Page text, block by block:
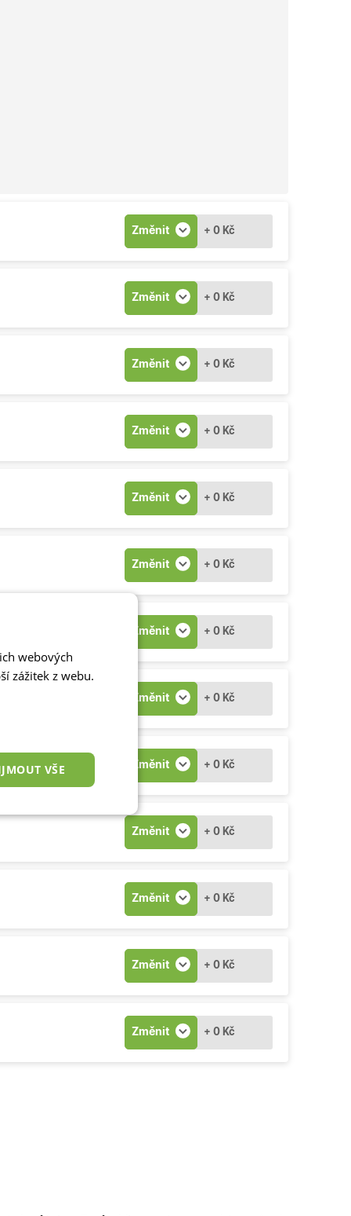
Změnit + 0 Kč
Změnit + 0 Kč
Změnit + 0 Kč
Změnit + 0 Kč
Změnit + 0 Kč
Změnit + 0 Kč
Změnit + 0 Kč
Změnit + 0 Kč
Změnit + 0 Kč
Změnit + 0 Kč
Změnit + 0 Kč
Změnit + 0 Kč
Změnit + 0 Kč
webových
zážitek z webu.
VŠE
cookies
účtu. Webové
která mají